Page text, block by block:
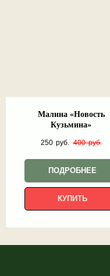
Малина «Новость
Кузьмина»
250 руб. 400 руб.
ПОДРОБНЕЕ
КУПИТЬ